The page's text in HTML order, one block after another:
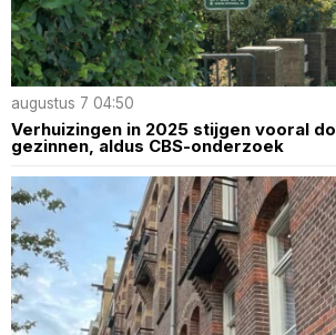
augustus 7 04:50
Verhuizingen in 2025 stijgen vooral
gezinnen, aldus CBS-onderzoek